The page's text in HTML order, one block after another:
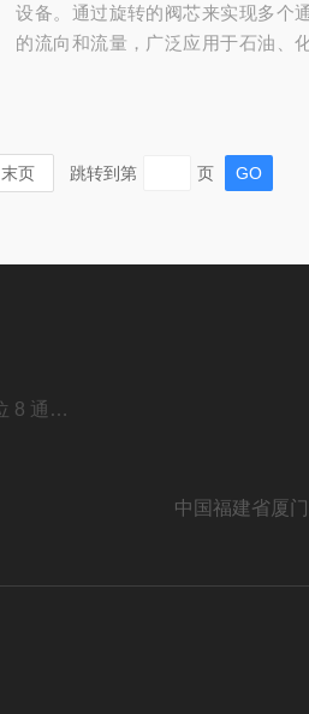
设备。通过旋转的阀芯来实现多个
的流向和流量，广泛应用于石油、
合流。3.密封控制：合适的密封结构
发生泄漏。多通道旋切阀的结构特点
末页 跳转到第 页
（上样阀）四 位 8 通高压进样阀组
中国福建省厦